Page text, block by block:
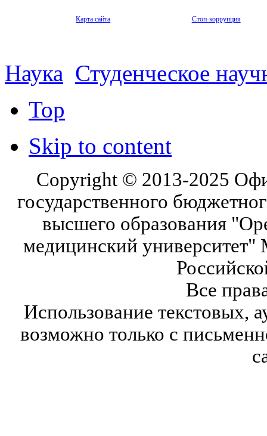
Карта сайта Стоп-коррупция
Наука Студенческое
Top
Skip to content
Copyright © 2013-2025
государственного
высшего образования
медицинский университет"
Все
Использование текстовых,
возможно только с